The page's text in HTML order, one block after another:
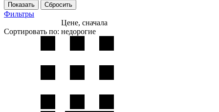
Фильтры
Сортировать по:
Цене, сначала
недорогие